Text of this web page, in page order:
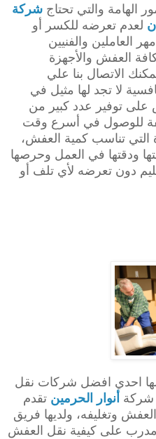
الهامة والتي تحتاج شركة
لعدم تعرضه للكسر أو
العاملين والفنيين
العفش والأجهزة
الاتصال بنا علي
لا تجد لها مثيل في
توفير عدد كبير من
للوصول في أسرع وقت
التي تناسب كمية العفش،
ودقتها في العمل وحرصها
دون تعرضه لأي تلف أو
احدي افضل شركات نقل
شركة أنوار الحرمين تقدم
وتغليفه، ولديها فريق
على كيفية نقل العفش